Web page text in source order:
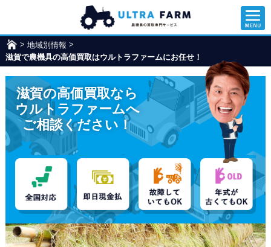
ウ
ル
ト
フ
ァ
ー
ム
> 地域別情報 >
滋賀で農機具の高価買取はウルトラファームにお任せ！
滋賀の高価買取なら
ウルトラファームへ
ご相談ください！